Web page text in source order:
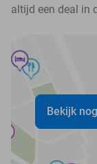
altijd een deal in
Bekijk